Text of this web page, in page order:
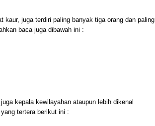
kaur, juga terdiri paling banyak tiga orang dan paling
baca juga dibawah ini :
kepala kewilayahan ataupun lebih dikenal
tertera berikut ini :